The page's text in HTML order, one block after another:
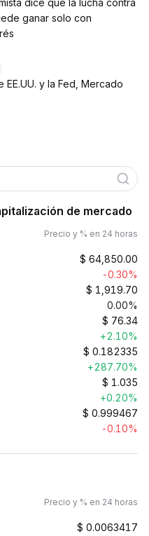
dice que la lucha contra
ganar solo con
y la Fed, Mercado
de mercado
Precio y % en 24 horas
$ 64,850.00
-0.30%
$ 1,919.70
0.00%
$ 76.34
+2.10%
$ 0.182335
+287.70%
$ 1.035
+0.20%
$ 0.999467
-0.10%
Precio y % en 24 horas
$ 0.0063417